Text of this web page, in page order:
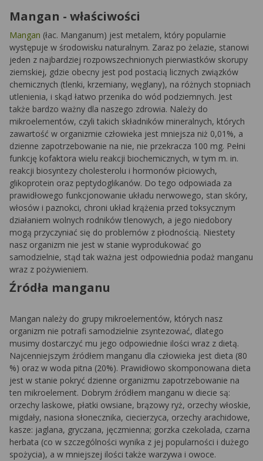
Mangan - właściwości
Mangan (łac. Manganum) jest metalem, który popularnie
występuje w środowisku naturalnym. Zaraz po żelazie, stanowi
jeden z najbardziej rozpowszechnionych pierwiastków skorupy
ziemskiej, gdzie obecny jest pod postacią licznych związków
chemicznych (tlenki, krzemiany, węglany), na różnych stopniach
utlenienia, i skąd łatwo przenika do wód podziemnych. Jest
także bardzo ważny dla naszego zdrowia. Należy do
mikroelementów, czyli takich składników mineralnych, których
zawartość w organizmie człowieka jest mniejsza niż 0,01%, a
dzienne zapotrzebowanie na nie, nie przekracza 100 mg. Pełni
funkcję kofaktora wielu reakcji biochemicznych, w tym m. in.
reakcji biosyntezy cholesterolu i hormonów płciowych,
glikoprotein oraz peptydoglikanów. Do tego odpowiada za
prawidłowego funkcjonowanie układu nerwowego, stan skóry,
włosów i paznokci, chroni układ krążenia przed toksycznym
działaniem wolnych rodników tlenowych, a jego niedobory
mogą przyczyniać się do problemów z płodnością. Niestety
nasz organizm nie jest w stanie wyprodukować go
samodzielnie, stąd tak ważna jest odpowiednia podaż manganu
wraz z pożywieniem.
Źródła manganu
Mangan należy do grupy mikroelementów, których nasz
organizm nie potrafi samodzielnie zsyntezować, dlatego
musimy dostarczyć mu jego odpowiednie ilości wraz z dietą.
Najcenniejszym źródłem manganu dla człowieka jest dieta (80
%) oraz w woda pitna (20%). Prawidłowo skomponowana dieta
jest w stanie pokryć dzienne organizmu zapotrzebowanie na
ten mikroelement. Dobrym źródłem manganu w diecie są:
orzechy laskowe, płatki owsiane, brązowy ryż, orzechy włoskie,
migdały, nasiona słonecznika, ciecierzyca, orzechy arachidowe,
kasze: jaglana, gryczana, jęczmienna; gorzka czekolada, czarna
herbata (co w szczególności wynika z jej popularności i dużego
spożycia), a w mniejszej ilości także warzywa i owoce.